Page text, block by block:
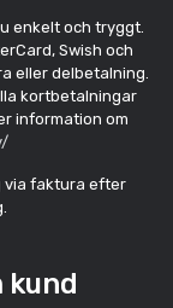
enkelt och tryggt.
Swish och
eller delbetalning.
kortbetalningar
information om
via faktura efter
kund